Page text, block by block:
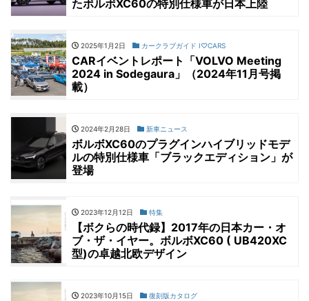
たボルボXC60の特別仕様車が日本上陸
2025年1月2日 カークラブガイド I♡CARS
CARイベントレポート「VOLVO Meeting
2024 in Sodegaura」（2024年11月号掲
載）
2024年2月28日 新車ニュース
ボルボXC60のプラグインハイブリッドモデ
ルの特別仕様車「ブラックエディション」が
登場
2023年12月12日 特集
【ボクらの時代録】2017年の日本カー・オ
ブ・ザ・イヤー。ボルボXC60 ( UB420XC
型)の卓越北欧デザイン
2023年10月15日 復刻版カタログ